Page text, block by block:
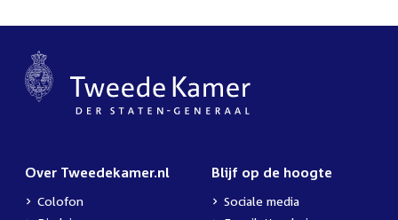
Over Tweedekamer.nl
Colofon
Blijf op de hoogte
Sociale media